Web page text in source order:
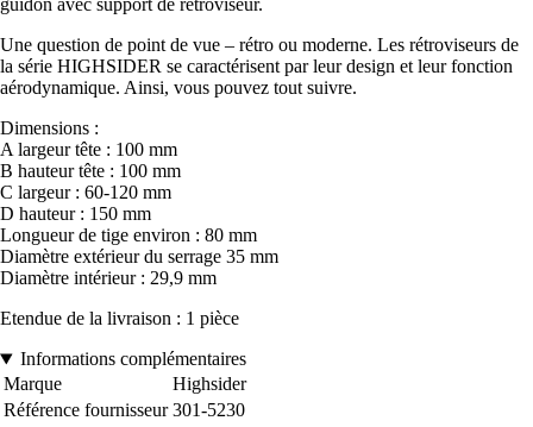
guidon avec support de rétroviseur.
Une question de point de vue – rétro ou moderne. Les rétroviseurs de
la série HIGHSIDER se caractérisent par leur design et leur fonction
aérodynamique. Ainsi, vous pouvez tout suivre.
Dimensions :
A largeur tête : 100 mm
B hauteur tête : 100 mm
C largeur : 60-120 mm
D hauteur : 150 mm
Longueur de tige environ : 80 mm
Diamètre extérieur du serrage 35 mm
Diamètre intérieur : 29,9 mm
Etendue de la livraison : 1 pièce
Informations complémentaires
Marque
Highsider
Référence fournisseur 301-5230